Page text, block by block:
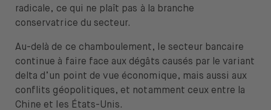
radicale, ce qui ne plaît pas à la branche
conservatrice du secteur.
Au-delà de ce chamboulement, le secteur bancaire
continue à faire face aux dégâts causés par le variant
delta d’un point de vue économique, mais aussi aux
conflits géopolitiques, et notamment ceux entre la
Chine et les États-Unis.